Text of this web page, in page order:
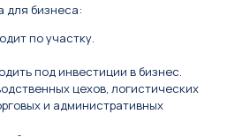
для бизнеса:
по участку.
под инвестиции в бизнес.
цехов, логистических
и административных